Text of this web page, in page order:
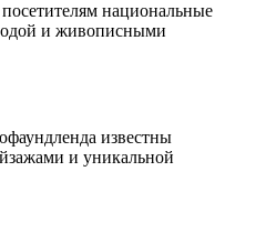
национальные
и живописными
известны
и уникальной